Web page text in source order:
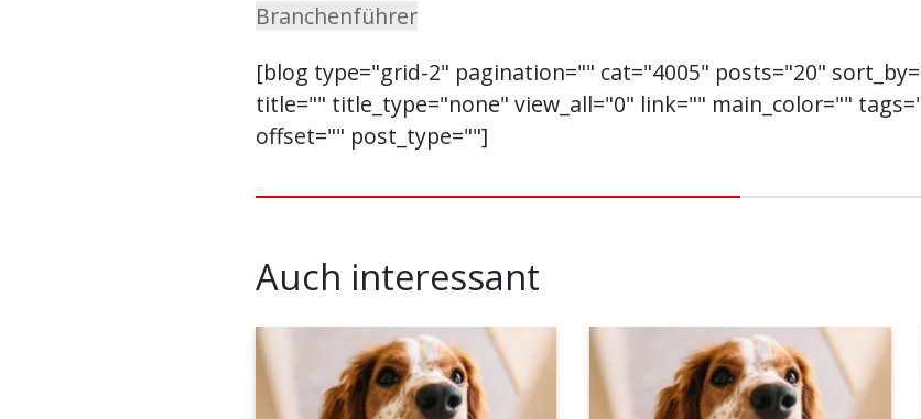
Branchenführer
[blog type="grid-2" pagination="" cat="4005" posts="20"
title="" title_type="none" view_all="0" link="" main_color=""
offset="" post_type=""]
Auch interessant